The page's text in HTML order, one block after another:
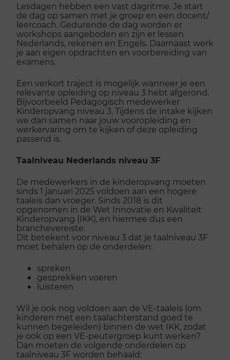
Lesdagen hebben een vast dagritme. Je start
de dag op samen met je groep en een docent/
leercoach. Gedurende de dag worden er
workshops aangeboden en zijn er lessen
Nederlands, rekenen en Engels. Daarnaast werk
je aan eigen opdrachten en voorbereiding van
examens.
Een verkort traject is mogelijk wanneer je een
relevante opleiding op niveau 3 hebt afgerond.
Bijvoorbeeld Pedagogisch medewerker
Kinderopvang niveau 3. Tijdens de intake kijken
we dan samen naar jouw vooropleiding en
werkervaring om te kijken of deze opleiding
passend is.
Taalniveau Nederlands niveau 3F
De medewerkers in de kinderopvang moeten
sinds 1 januari 2025 voldoen aan een hogere
taaleis dan vroeger. Sinds 2018 is dit
opgenomen in de Wet Innovatie en Kwaliteit
Kinderopvang (IKK), en hiermee dus een
branchevereiste.
Dit betekent voor niveau 3 dat je taalniveau 3F
moet behalen op de onderdelen:
spreken
gesprekken voeren
luisteren
Wil je ook nog voldoen aan de VE-taaleis (om
kinderen met een taalachterstand goed te
kunnen begeleiden) binnen de wet IKK, zodat
je ook op een VE-peutergroep kunt werken?
Dan moeten de volgende onderdelen op
taalniveau 3F worden behaald: